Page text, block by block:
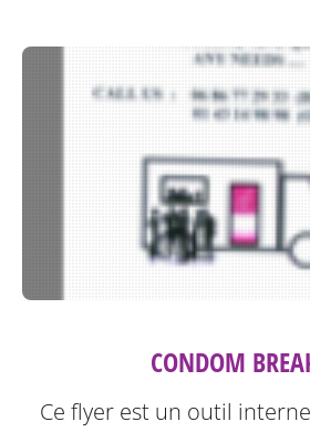
CONDOM
Ce flyer est un outil